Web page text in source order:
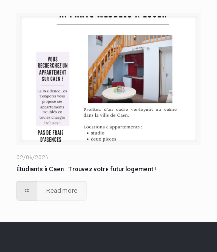
02/06/2026
Étudiants à Caen : Trouvez votre futur logement !
Read more